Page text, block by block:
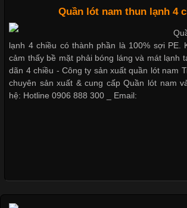
Trong những năm gần đây, vải Bamboo
trong những chất liệu được yêu thích trong
nhờ đặc tính mềm mại, thoáng khí và thân
Không chỉ được ứng dụng trong quần áo
này còn xuất hiện nhiều trong các sản phẩm đồ
Giặt và bảo quản quần lót nam
Quần lót nam thun lạnh 4
lạnh 4 chiều có thành phần là 100% sợi PE.
cảm thấy bề mặt phải bóng láng và mát lạnh
dãn 4 chiều - Công ty sản xuất quần lót nam
chuyên sản xuất & cung cấp Quần lót nam
hệ: Hotline 0906 888 300 _ Email: